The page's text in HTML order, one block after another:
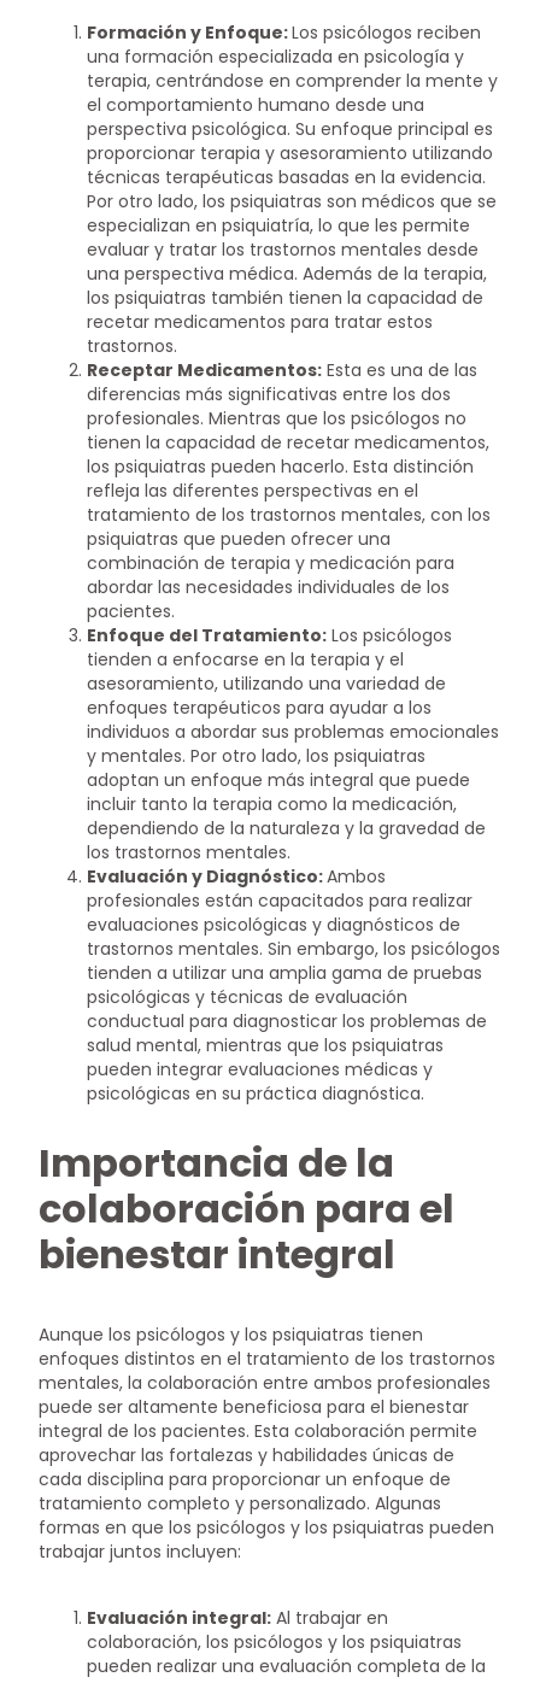
Formación y Enfoque:Los psicólogos reciben
una formación especializada en psicología y
terapia, centrándose en comprender la mente y
el comportamiento humano desde una
perspectiva psicológica. Su enfoque principal es
proporcionar terapia y asesoramiento utilizando
técnicas terapéuticas basadas en la evidencia.
Por otro lado, los psiquiatras son médicos que se
especializan en psiquiatría, lo que les permite
evaluar y tratar los trastornos mentales desde
una perspectiva médica. Además de la terapia,
los psiquiatras también tienen la capacidad de
recetar medicamentos para tratar estos
trastornos.
Receptar Medicamentos: Esta es una de las
diferencias más significativas entre los dos
profesionales. Mientras que los psicólogos no
tienen la capacidad de recetar medicamentos,
los psiquiatras pueden hacerlo. Esta distinción
refleja las diferentes perspectivas en el
tratamiento de los trastornos mentales, con los
psiquiatras que pueden ofrecer una
combinación de terapia y medicación para
abordar las necesidades individuales de los
pacientes.
Enfoque del Tratamiento: Los psicólogos
tienden a enfocarse en la terapia y el
asesoramiento, utilizando una variedad de
enfoques terapéuticos para ayudar a los
individuos a abordar sus problemas emocionales
y mentales. Por otro lado, los psiquiatras
adoptan un enfoque más integral que puede
incluir tanto la terapia como la medicación,
dependiendo de la naturaleza y la gravedad de
los trastornos mentales.
Evaluación y Diagnóstico:Ambos
profesionales están capacitados para realizar
evaluaciones psicológicas y diagnósticos de
trastornos mentales. Sin embargo, los psicólogos
tienden a utilizar una amplia gama de pruebas
psicológicas y técnicas de evaluación
conductual para diagnosticar los problemas de
salud mental, mientras que los psiquiatras
pueden integrar evaluaciones médicas y
psicológicas en su práctica diagnóstica.
Importancia de la
colaboración para el
bienestar integral
Aunque los psicólogos y los psiquiatras tienen
enfoques distintos en el tratamiento de los trastornos
mentales, la colaboración entre ambos profesionales
puede ser altamente beneficiosa para el bienestar
integral de los pacientes. Esta colaboración permite
aprovechar las fortalezas y habilidades únicas de
cada disciplina para proporcionar un enfoque de
tratamiento completo y personalizado. Algunas
formas en que los psicólogos y los psiquiatras pueden
trabajar juntos incluyen:
Evaluación integral: Al trabajar en
colaboración, los psicólogos y los psiquiatras
pueden realizar una evaluación completa de la